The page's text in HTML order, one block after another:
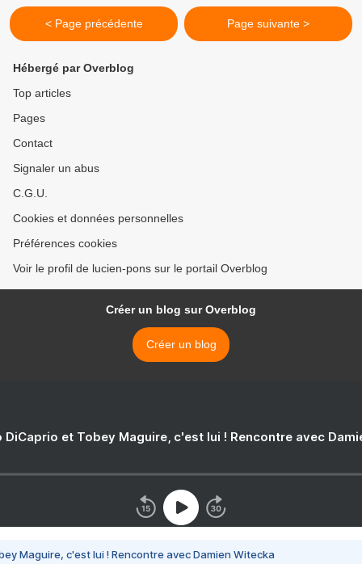
< Page précédente Page suivante >
Hébergé par Overblog
Top articles
Pages
Contact
Signaler un abus
C.G.U.
Cookies et données personnelles
Préférences cookies
Voir le profil de lucien-pons sur le portail Overblog
Créer un blog sur Overblog
Créer un blog
DiCaprio et Tobey Maguire, c'est lui ! Rencontre avec
Maguire, c'est lui ! Rencontre avec Damien Witecka